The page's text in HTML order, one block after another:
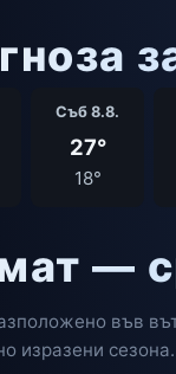
Съб 8.8.
27°
18°
—
във
изразени